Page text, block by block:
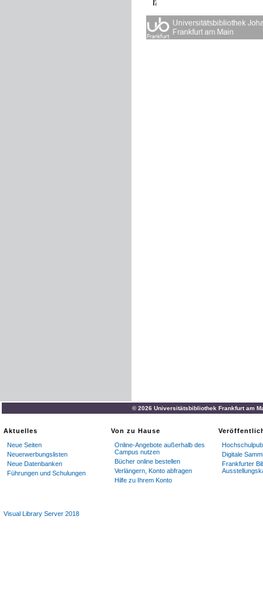
© 2026 Universitätsbibliothek Frankfurt am
Aktuelles
Neue Seiten
Neuerwerbungslisten
Neue Datenbanken
Führungen und Schulungen
Von zu Hause
Online-Angebote außerhalb des
Campus nutzen
Bücher online bestellen
Verlängern, Konto abfragen
Hilfe zu Ihrem Konto
Digitale
Frankfurter
Visual Library Server 2018